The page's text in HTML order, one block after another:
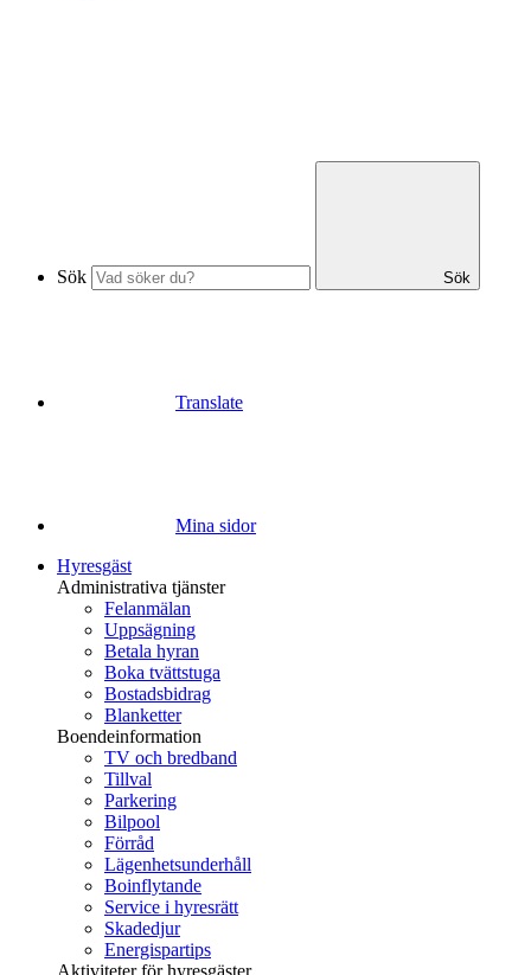
Sök Sök
Translate
Mina sidor
Hyresgäst
Administrativa tjänster
Felanmälan
Uppsägning
Betala hyran
Boka tvättstuga
Bostadsbidrag
Blanketter
Boendeinformation
TV och bredband
Tillval
Parkering
Bilpool
Förråd
Lägenhetsunderhåll
Boinflytande
Service i hyresrätt
Skadedjur
Energispartips
Aktiviteter för hyresgäster